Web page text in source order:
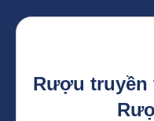
Rượu truyền